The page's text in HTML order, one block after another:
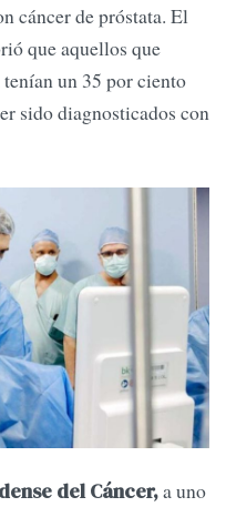
cáncer de próstata. El
que aquellos que
un 35 por ciento
sido diagnosticados con
del Cáncer,a uno